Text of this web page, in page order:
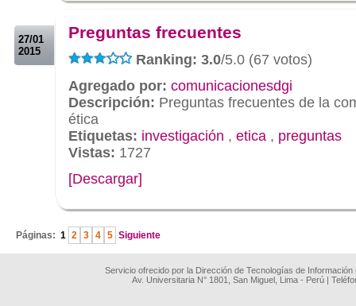
27/01
2015
Preguntas frecuentes
Ranking: 3.0/5.0 (67 votos)
Agregado por: comunicacionesdgi
Descripción: Preguntas frecuentes de la
ética
Etiquetas: investigación , etica , preguntas
Vistas: 1727
[Descargar]
Páginas: 1 2 3 4 5 Siguiente
Servicio ofrecido por la Dirección de Tecnologías de
Av. Universitaria N° 1801, San Miguel, Lima - Perú |